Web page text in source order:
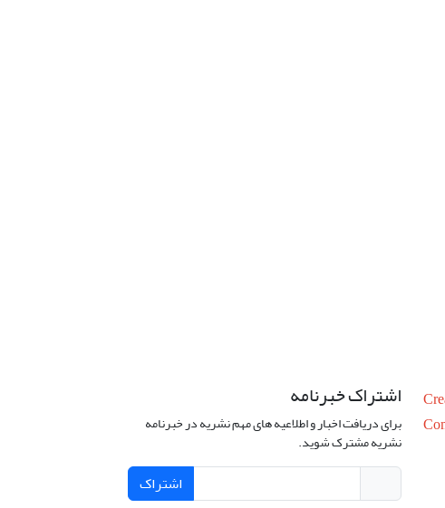
اشتراک خبرنامه
برای دریافت اخبار و اطلاعیه های مهم نشریه در خبرنامه
نشریه مشترک شوید.
اشتراک